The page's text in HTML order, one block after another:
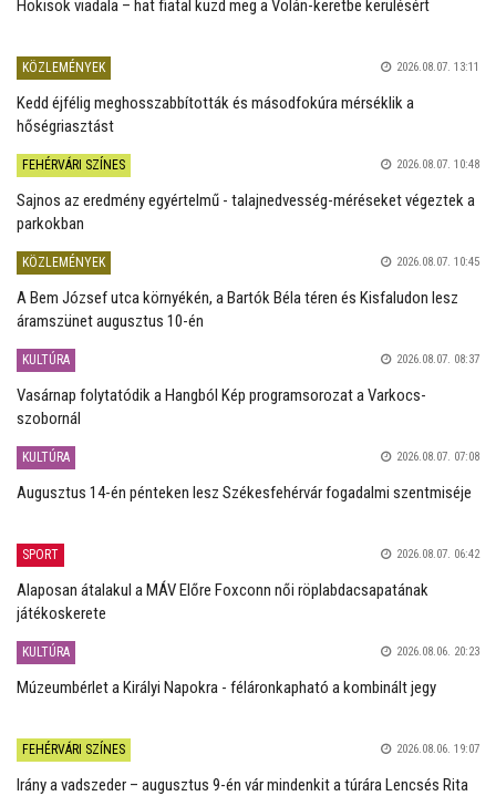
Hokisok viadala – hat fiatal küzd meg a Volán-keretbe kerülésért
KÖZLEMÉNYEK 2026.08.07. 13:11
Kedd éjfélig meghosszabbították és másodfokúra mérséklik a
hőségriasztást
FEHÉRVÁRI SZÍNES 2026.08.07. 10:48
Sajnos az eredmény egyértelmű - talajnedvesség-méréseket végeztek a
parkokban
KÖZLEMÉNYEK 2026.08.07. 10:45
A Bem József utca környékén, a Bartók Béla téren és Kisfaludon lesz
áramszünet augusztus 10-én
KULTÚRA 2026.08.07. 08:37
Vasárnap folytatódik a Hangból Kép programsorozat a Varkocs-
szobornál
KULTÚRA 2026.08.07. 07:08
Augusztus 14-én pénteken lesz Székesfehérvár fogadalmi szentmiséje
SPORT 2026.08.07. 06:42
Alaposan átalakul a MÁV Előre Foxconn női röplabdacsapatának
játékoskerete
KULTÚRA 2026.08.06. 20:23
Múzeumbérlet a Királyi Napokra - féláronkapható a kombinált jegy
FEHÉRVÁRI SZÍNES 2026.08.06. 19:07
Irány a vadszeder – augusztus 9-én vár mindenkit a túrára Lencsés Rita